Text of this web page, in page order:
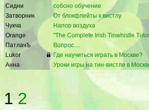
Сидни
собсно обучение
Затворник
От блокфлейты к вистлу
Чукча
Напор воздуха
Orange
"The Complete Irish Tinwhistle
ПатлачЪ
Вопрос....
Lukor
Где научиться играть в Москве?
Анна
Уроки игры на тин-вистле в
12